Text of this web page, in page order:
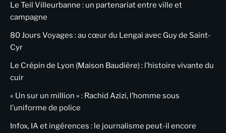
Le Teil Villeurbanne : un partenariat entre ville et
campagne
80 Jours Voyages : au cœur du Lengai avec Guy de Saint-
Cyr
Le Crépin de Lyon (Maison Baudière) : l’histoire vivante du
cuir
« Un sur un million » : Rachid Azizi, l’homme sous
l’uniforme de police
Infox, IA et ingérences : le journalisme peut-il encore